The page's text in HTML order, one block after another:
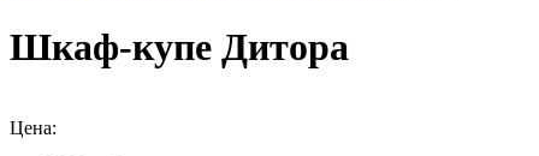
Шкаф-купе Дитора
Цена: